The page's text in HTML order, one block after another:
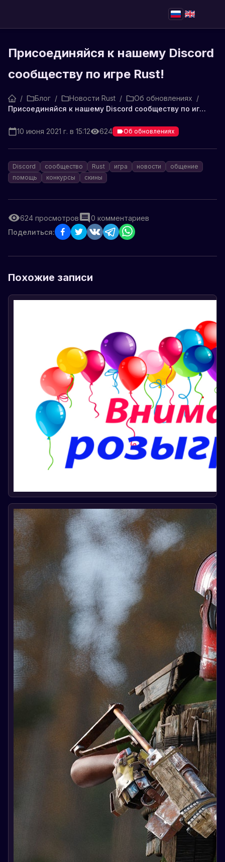
Присоединяйся к нашему Discord
сообществу по игре Rust!
/ Блог / Новости Rust / Об обновлениях /
Присоединяйся к нашему Discord сообществу по игре Rust!
10 июня 2021 г. в 15:12 624 Об обновлениях
Discord сообщество Rust игра новости
общение
помощь
конкурсы скины
624 просмотров 0 комментариев
Поделиться:
Похожие записи